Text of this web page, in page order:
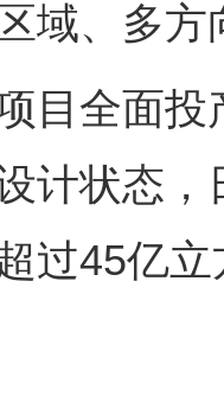
域、多
全面投
计状态
过45亿